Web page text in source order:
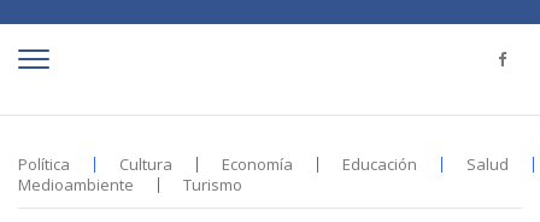
Política Cultura Economía Educación
Salud
Medioambiente
Turismo